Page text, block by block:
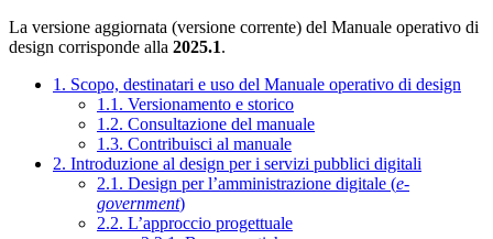
La versione aggiornata (versione corrente) del Manuale operativo di
design corrisponde alla 2025.1.
1. Scopo, destinatari e uso del Manuale operativo di design
1.1. Versionamento e storico
1.2. Consultazione del manuale
1.3. Contribuisci al manuale
2. Introduzione al design per i servizi pubblici digitali
2.1. Design per l’amministrazione digitale (e-
government)
2.2. L’approccio progettuale